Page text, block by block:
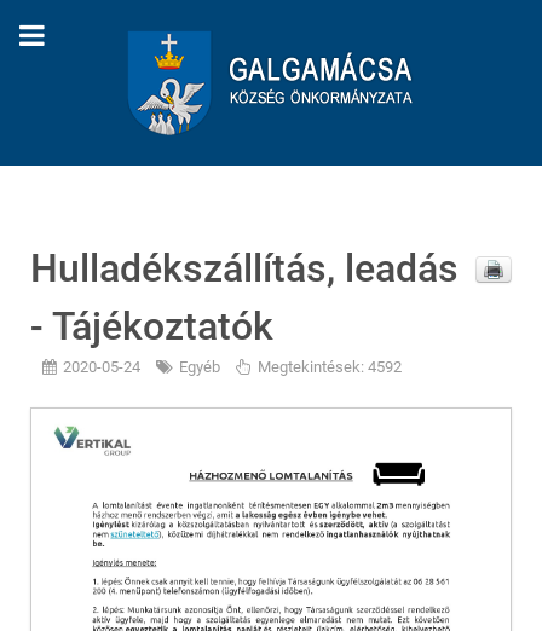
Hulladékszállítás, leadás
- Tájékoztatók
2020-05-24 Egyéb Megtekintések: 4592